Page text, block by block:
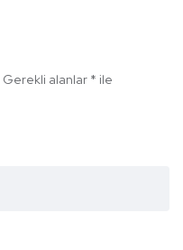
Gerekli alanlar * ile